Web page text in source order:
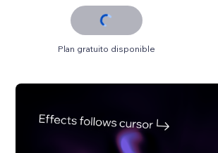
Plan gratuito disponible